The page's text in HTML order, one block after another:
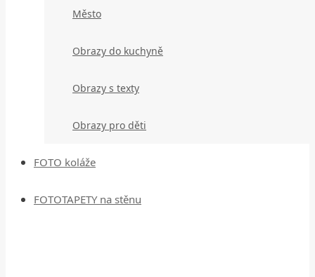
Město
Obrazy do kuchyně
Obrazy s texty
Obrazy pro děti
FOTO koláže
FOTOTAPETY na stěnu